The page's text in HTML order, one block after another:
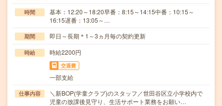
時間
基本：12:20～18:20早番：8:15～14:15中番：10:15～
16:15遅番：13:05～…
期間 即日～長期＊1～3ヵ月毎の契約更新
時給 時給2200円
交通費
一部支給
仕事内容
＼新BOP(学童クラブ)のスタッフ／世田谷区立小学校内で
児童の放課後見守り、生活サポート業務をお願い…